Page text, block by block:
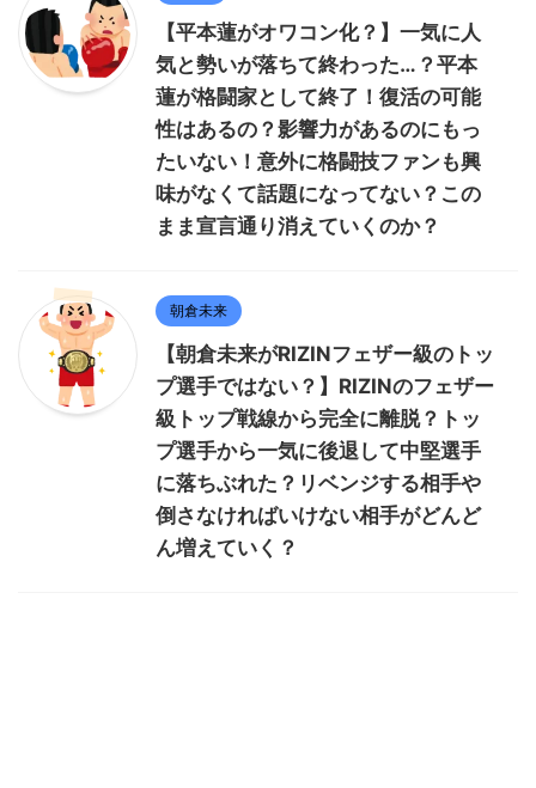
【平本蓮がオワコン化？】一気に人
気と勢いが落ちて終わった…？平本
蓮が格闘家として終了！復活の可能
性はあるの？影響力があるのにもっ
たいない！意外に格闘技ファンも興
味がなくて話題になってない？この
まま宣言通り消えていくのか？
朝倉未来
【朝倉未来がRIZINフェザー級のトッ
プ選手ではない？】RIZINのフェザー
級トップ戦線から完全に離脱？トッ
プ選手から一気に後退して中堅選手
に落ちぶれた？リベンジする相手や
倒さなければいけない相手がどんど
ん増えていく？